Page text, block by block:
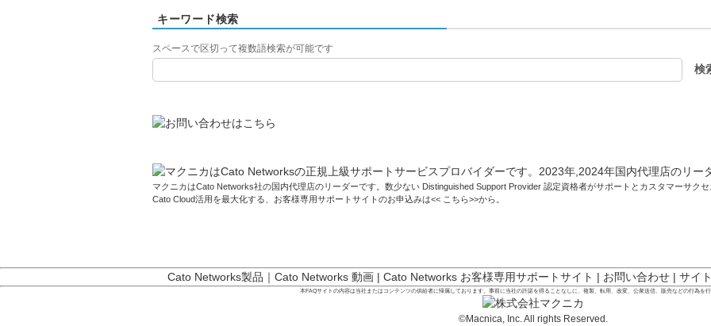
キーワード検索
スペースで区切って複数語検索が可能です
マクニカはCato Networks社の国内代理店のリーダーです。数少ない Distinguished Support Provider 認定資格者がサポートとカスタマーサクセ
Cato Cloud活用を最大化する、お客様専用サポートサイトのお申込みは<< こちら>>から。
Cato Networks製品 ｜ Cato Networks 動画| Cato Networks お客様専用サポートサイト | お問い合わせ| サイ
本FAQサイトの内容は当社またはコンテンツの供給者に帰属しております。事前に当社の許諾を得ることなしに、複製、転用、改変、公衆送信、販売などの行為を行
©Macnica, Inc. All rights Reserved.